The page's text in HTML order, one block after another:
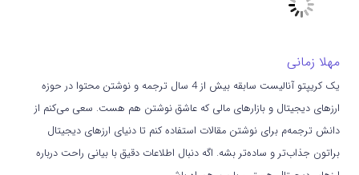
مهلا زمانی
یک کریپتو آنالیست سابقه بیش از 4 سال ترجمه و نوشتن محتوا در حوزه
ارزهای دیجیتال و بازارهای مالی که عاشق نوشتن هم هست. سعی می‌کنم از
دانش ترجمه‌م برای نوشتن مقالات استفاده کنم تا دنیای ارزهای دیجیتال
براتون جذاب‌تر و ساده‌تر بشه. اگه دنبال اطلاعات دقیق با بیانی راحت درباره